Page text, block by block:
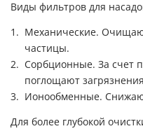
Виды фильтров для
Механические.
частицы.
Сорбционные. За счет
поглощают
Ионообменные.
Для более глубокой